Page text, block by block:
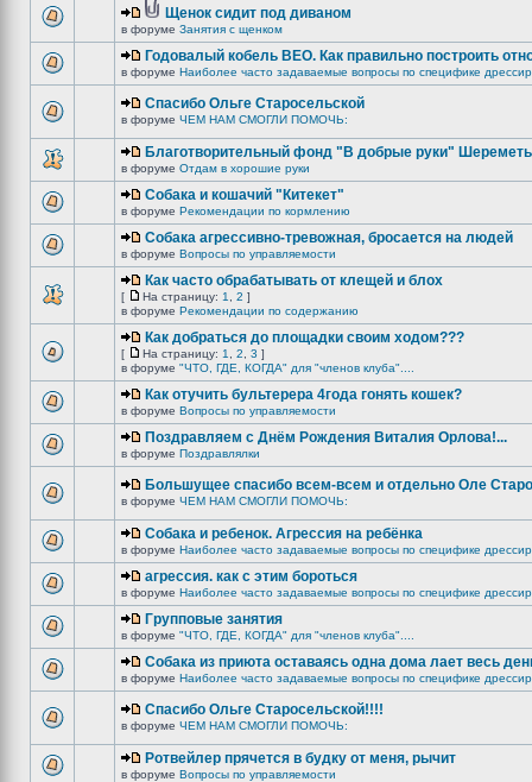
Щенок сидит под диваном
в форуме Занятия с щенком
Годовалый кобель ВЕО. Как правильно построить
в форуме Наиболее часто задаваемые вопросы по специфике
Спасибо Ольге Старосельской
в форуме ЧЕМ НАМ СМОГЛИ ПОМОЧЬ:
Благотворительный фонд "В добрые руки"
в форуме Отдам в хорошие руки
Собака и кошачий "Китекет"
в форуме Рекомендации по кормлению
Собака агрессивно-тревожная, бросается на людей
в форуме Вопросы по управляемости
Как часто обрабатывать от клещей и блох
[ На страницу: 1 2 ]
в форуме Рекомендации по содержанию
Как добраться до площадки своим ходом???
[ На страницу: 1 2 3 ]
в форуме "ЧТО, ГДЕ, КОГДА" для "членов клуба"....
Как отучить бультерера 4года гонять кошек?
в форуме Вопросы по управляемости
Поздравляем с Днём Рождения Виталия Орлова!...
в форуме Поздравлялки
Большущее спасибо всем-всем и отдельно Оле
в форуме ЧЕМ НАМ СМОГЛИ ПОМОЧЬ:
Собака и ребенок. Агрессия на ребёнка
в форуме Наиболее часто задаваемые вопросы по специфике
агрессия. как с этим бороться
в форуме Наиболее часто задаваемые вопросы по специфике
Групповые занятия
в форуме "ЧТО, ГДЕ, КОГДА" для "членов клуба"....
Собака из приюта оставаясь одна дома лает весь
в форуме Наиболее часто задаваемые вопросы по специфике
Спасибо Ольге Старосельской!!!!
в форуме ЧЕМ НАМ СМОГЛИ ПОМОЧЬ:
Ротвейлер прячется в будку от меня, рычит
в форуме Вопросы по управляемости